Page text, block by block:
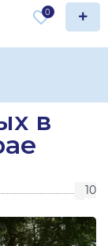
0
в
10